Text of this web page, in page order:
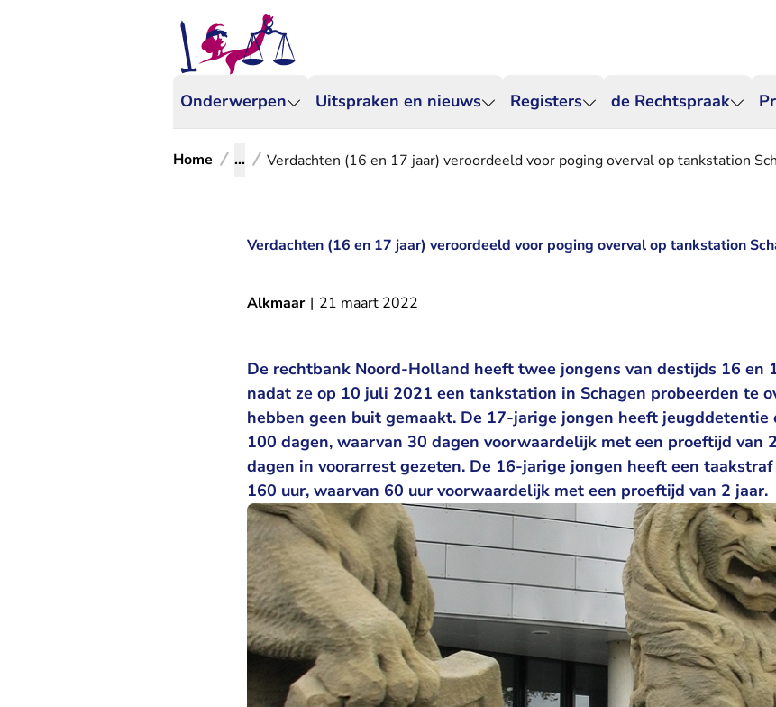
Onderwerpen Uitspraken en nieuws Registers de Rechtspraak
Home ... Verdachten (16 en 17 jaar) veroordeeld voor poging overval op tankstation
Verdachten (16 en 17 jaar) veroordeeld voor poging overval op tankstation
Alkmaar | 21 maart 2022
De rechtbank Noord-Holland heeft twee jongens van destijds 16 en
nadat ze op 10 juli 2021 een tankstation in Schagen probeerden te
hebben geen buit gemaakt. De 17-jarige jongen heeft jeugddetentie
100 dagen, waarvan 30 dagen voorwaardelijk met een proeftijd van
dagen in voorarrest gezeten. De 16-jarige jongen heeft een
160 uur, waarvan 60 uur voorwaardelijk met een proeftijd van 2 jaar.